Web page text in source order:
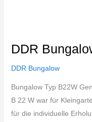
DDR
DDR Bungalow
Bungalow Typ B22W
B 22 W war für
für die individuelle